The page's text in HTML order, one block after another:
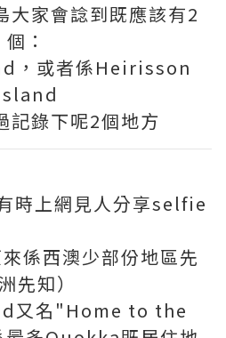
大家會諗到既應該有2
個：
，或者係Heirisson
記錄下呢2個地方
時上網見人分享selfie
係西澳少部份地區先
先知）
又名"Home to the